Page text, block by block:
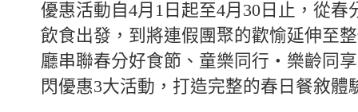
優惠活動自4月1日起至4月30日止，從春
飲食出發，到將連假團聚的歡愉延伸至
廳串聯春分好食節、童樂同行・樂齡同
閃優惠3大活動，打造完整的春日餐敘體